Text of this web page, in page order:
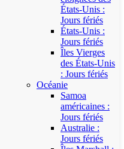
États-Unis :
Jours fériés
États-Unis :
Jours fériés
Îles Vierges
des États-Unis
: Jours fériés
Océanie
Samoa
américaines :
Jours fériés
Australie :
Jours fériés